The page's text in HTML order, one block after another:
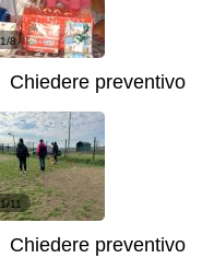
1/8
Chiedere preventivo
1/11
Chiedere preventivo